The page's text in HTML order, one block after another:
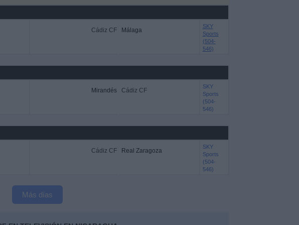
Cádiz CF Málaga
SKY
Sports
(504-
546)
Mirandés Cádiz CF
SKY
Sports
(504-
546)
Cádiz CF Real Zaragoza
SKY
Sports
(504-
546)
Más días